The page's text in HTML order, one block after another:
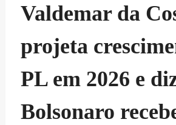
Valdemar da
projeta
PL em 2026 e
Bolsonaro